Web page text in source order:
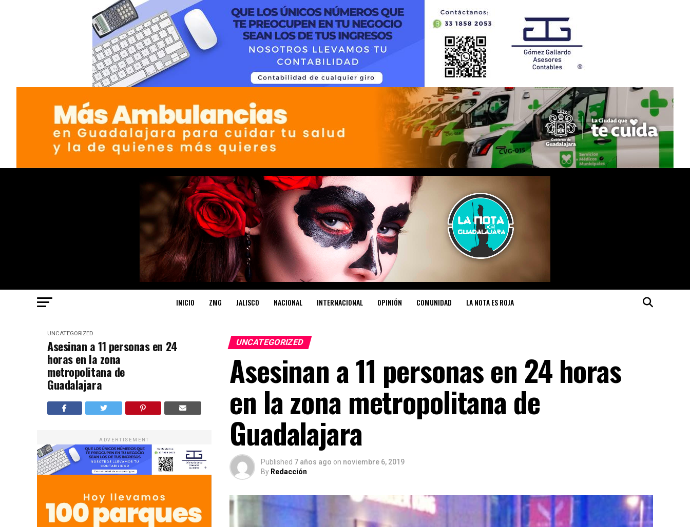
INICIO ZMG JALISCO NACIONAL INTERNACIONAL OPINIÓN COMUNIDAD LA NOTA ES ROJA
UNCATEGORIZED
Asesinan a 11 personas en 24
horas en la zona
metropolitana de
Guadalajara
ADVERTISEMENT
UNCATEGORIZED
Asesinan a 11 personas en 24 horas
en la zona metropolitana de
Guadalajara
Published 7 años ago on noviembre 6, 2019
By Redacción